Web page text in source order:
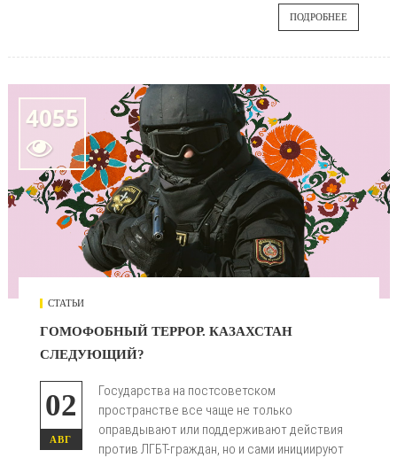
ПОДРОБНЕЕ
4055

СТАТЬИ
ГОМОФОБНЫЙ ТЕРРОР. КАЗАХСТАН
СЛЕДУЮЩИЙ?
02
АВГ
Государства на постсоветском
пространстве все чаще не только
оправдывают или поддерживают действия
против ЛГБТ-граждан, но и сами инициируют